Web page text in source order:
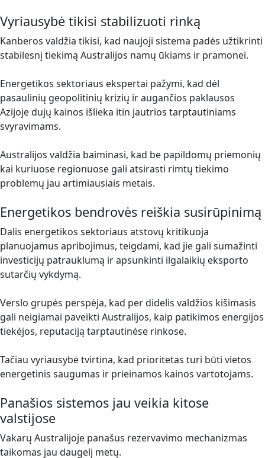
Vyriausybė tikisi stabilizuoti rinką
Kanberos valdžia tikisi, kad naujoji sistema padės užtikrinti
stabilesnį tiekimą Australijos namų ūkiams ir pramonei.
Energetikos sektoriaus ekspertai pažymi, kad dėl
pasaulinių geopolitinių krizių ir augančios paklausos
Azijoje dujų kainos išlieka itin jautrios tarptautiniams
svyravimams.
Australijos valdžia baiminasi, kad be papildomų priemonių
kai kuriuose regionuose gali atsirasti rimtų tiekimo
problemų jau artimiausiais metais.
Energetikos bendrovės reiškia susirūpinimą
Dalis energetikos sektoriaus atstovų kritikuoja
planuojamus apribojimus, teigdami, kad jie gali sumažinti
investicijų patrauklumą ir apsunkinti ilgalaikių eksporto
sutarčių vykdymą.
Verslo grupės perspėja, kad per didelis valdžios kišimasis
gali neigiamai paveikti Australijos, kaip patikimos energijos
tiekėjos, reputaciją tarptautinėse rinkose.
Tačiau vyriausybė tvirtina, kad prioritetas turi būti vietos
energetinis saugumas ir prieinamos kainos vartotojams.
Panašios sistemos jau veikia kitose
valstijose
Vakarų Australijoje panašus rezervavimo mechanizmas
taikomas jau daugelį metų.